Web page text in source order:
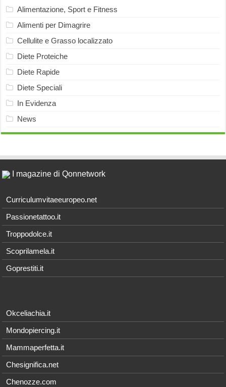
Alimentazione, Sport e Fitness
Alimenti per Dimagrire
Cellulite e Grasso localizzato
Diete Proteiche
Diete Rapide
Diete Speciali
In Evidenza
News
I magazine di Qonnetwork
Curriculumvitaeeuropeo.net
Passionetattoo.it
Troppodolce.it
Scoprilamela.it
Goprestiti.it
Okceliachia.it
Mondopiercing.it
Mammaperfetta.it
Chesignifica.net
Chenozze.com